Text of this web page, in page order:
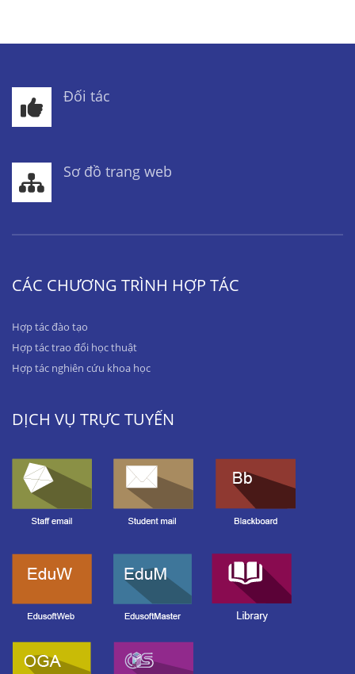
Đối tác
Sơ đồ trang web
CÁC CHƯƠNG TRÌNH HỢP TÁC
Hợp tác đào tạo
Hợp tác trao đổi học thuật
Hợp tác nghiên cứu khoa học
DỊCH VỤ TRỰC TUYẾN